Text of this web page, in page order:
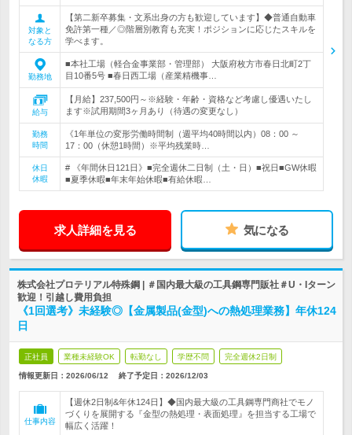
対象と
なる方
【第二新卒募集・文系出身の方も歓迎しています】◆普通自動車
免許第一種／◎階層別教育も充実！ポジションに応じたスキルを
学べます。
勤務地
■本社工場（軽合金事業部・管理部） 大阪府枚方市春日北町2丁
目10番5号 ■春日西工場（産業精機事…
給与
【月給】237,500円～※経験・年齢・資格など考慮し優遇いたし
ます※試用期間3ヶ月あり（待遇の変更なし）
勤務
時間
《1年単位の変形労働時間制（週平均40時間以内）08：00 ～
17：00（休憩1時間）※平均残業時…
休日
休暇
# 《年間休日121日》■完全週休二日制（土・日）■祝日■GW休暇
■夏季休暇■年末年始休暇■有給休暇…
求人詳細を見る 気になる
株式会社プロテリアル特殊鋼 | ＃国内最大級の工具鋼専門販社＃U・Iターン
歓迎！引越し費用負担
《1回選考》未経験◎【金属製品(金型)への熱処理業務】年休124
日
正社員 業種未経験OK 転勤なし 学歴不問 完全週休2日制
情報更新日：2026/06/12 終了予定日： 2026/12/03
仕事内容
【週休2日制&年休124日】◆国内最大級の工具鋼専門商社でモノ
づくりを展開する『金型の熱処理・表面処理』を担当する工場で
幅広く活躍！